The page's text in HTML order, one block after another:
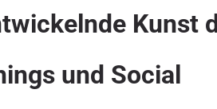
Kunst
und Social